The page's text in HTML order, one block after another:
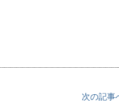
次の記事